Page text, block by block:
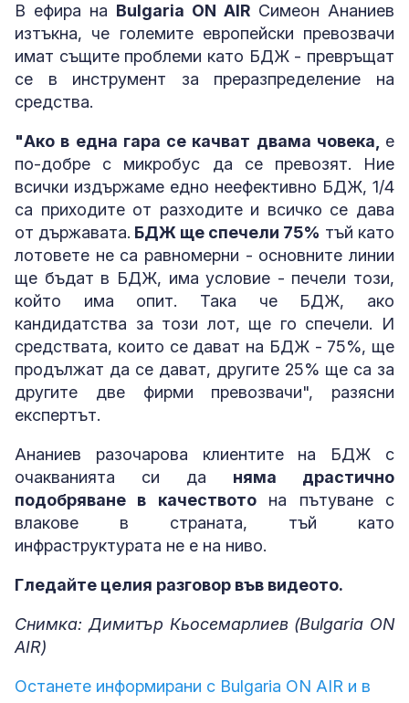
В ефира на Bulgaria ON AIR Симеон Ананиев
изтъкна, че големите европейски превозвачи
имат същите проблеми като БДЖ - превръщат
се в инструмент за преразпределение на
средства.
"Ако в една гара се качват двама човека, е
по-добре с микробус да се превозят. Ние
всички издържаме едно неефективно БДЖ, 1/4
са приходите от разходите и всичко се дава
от държавата. БДЖ ще спечели 75% тъй като
лотовете не са равномерни - основните линии
ще бъдат в БДЖ, има условие - печели този,
който има опит. Така че БДЖ, ако
кандидатства за този лот, ще го спечели. И
средствата, които се дават на БДЖ - 75%, ще
продължат да се дават, другите 25% ще са за
другите две фирми превозвачи", разясни
експертът.
Ананиев разочарова клиентите на БДЖ с
очакванията си да няма драстично
подобряване в качествотона пътуване с
влакове в страната, тъй като
инфраструктурата не е на ниво.
Гледайте целия разговор във видеото.
Снимка: Димитър Кьосемарлиев (Bulgaria ON
AIR)
Останете информирани с Bulgaria ON AIR и в